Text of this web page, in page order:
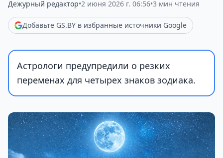
Дежурный редактор•2 июня 2026 г. 06:56•3 мин чтения
Добавьте GS.BY в избранные источники Google
Астрологи предупредили о резких
переменах для четырех знаков зодиака.